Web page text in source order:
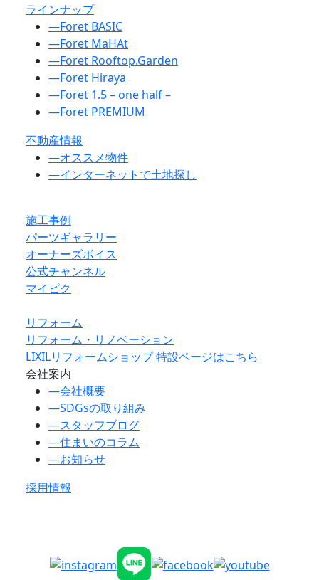
ラインナップ
―Foret BASIC
―Foret MaHAt
―Foret Rooftop.Garden
―Foret Hiraya
―Foret 1.5 – one half –
―Foret PREMIUM
不動産情報
―オススメ物件
―インターネットで土地探し
施工事例
パーツギャラリー
オーナーズボイス
公式チャンネル
マイピク
リフォーム
リフォーム・リノベーション
LIXILリフォームショップ 特設ページはこちら
会社案内
―会社概要
―SDGsの取り組み
―スタッフブログ
―住まいのコラム
―お知らせ
採用情報